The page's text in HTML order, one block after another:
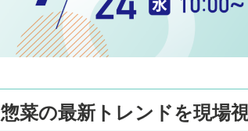
惣菜の最新トレンドを現場